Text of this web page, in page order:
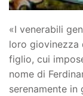
«I venerabili
loro giovinezza
figlio, cui
nome di
serenamente in